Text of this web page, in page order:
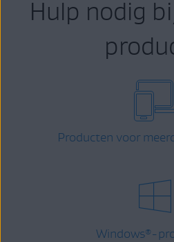
Hulp nodig
Producten voor
Windows® -